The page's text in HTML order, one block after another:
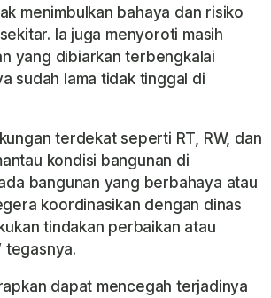
menimbulkan bahaya dan risiko
Ia juga menyoroti masih
yang dibiarkan terbengkalai
sudah lama tidak tinggal di
terdekat seperti RT, RW, dan
kondisi bangunan di
bangunan yang berbahaya atau
koordinasikan dengan dinas
tindakan perbaikan atau
tegasnya.
dapat mencegah terjadinya